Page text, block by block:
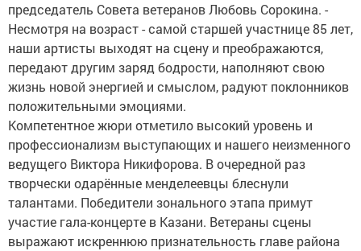
председатель Совета ветеранов Любовь Сорокина. -
Несмотря на возраст - самой старшей участнице 85 лет,
наши артисты выходят на сцену и преображаются,
передают другим заряд бодрости, наполняют свою
жизнь новой энергией и смыслом, радуют поклонников
положительными эмоциями.
Компетентное жюри отметило высокий уровень и
профессионализм выступающих и нашего неизменного
ведущего Виктора Никифорова. В очередной раз
творчески одарённые менделеевцы блеснули
талантами. Победители зонального этапа примут
участие гала-концерте в Казани. Ветераны сцены
выражают искреннюю признательность главе района